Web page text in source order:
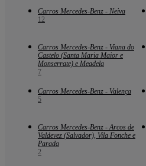
Carros Mercedes-Benz - Neiva
12
Carros Mercedes-Benz - Viana do
Castelo (Santa Maria Maior e
Monserrate) e Meadela
7
Carros Mercedes-Benz - Valença
5
Carros Mercedes-Benz - Arcos de
Valdevez (Salvador), Vila Fonche e
Parada
2